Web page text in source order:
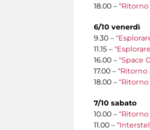
18.00 –
6/10 venerdì
9.30 –
11.15 –
16.00 – "Space
17.00 – “Ritorno
18.00 –
7/10 sabato
10.00 –
11.00 –